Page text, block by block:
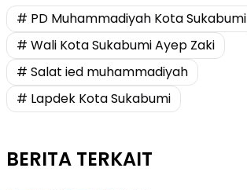
# PD Muhammadiyah Kota Sukabumi
# Wali Kota Sukabumi Ayep Zaki
# Salat ied muhammadiyah
# Lapdek Kota Sukabumi
BERITA TERKAIT